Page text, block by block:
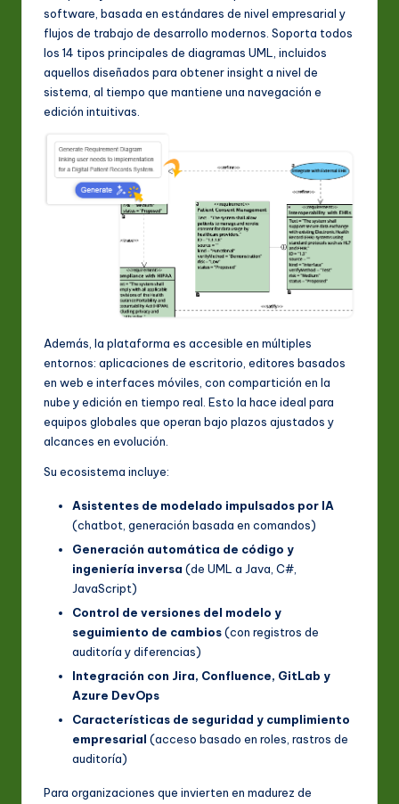
software, basada en estándares de nivel empresarial y
flujos de trabajo de desarrollo modernos. Soporta todos
los 14 tipos principales de diagramas UML, incluidos
aquellos diseñados para obtener insight a nivel de
sistema, al tiempo que mantiene una navegación e
edición intuitivas.
Además, la plataforma es accesible en múltiples
entornos: aplicaciones de escritorio, editores basados
en web e interfaces móviles, con compartición en la
nube y edición en tiempo real. Esto la hace ideal para
equipos globales que operan bajo plazos ajustados y
alcances en evolución.
Su ecosistema incluye:
Asistentes de modelado impulsados por IA
(chatbot, generación basada en comandos)
Generación automática de código y
ingeniería inversa (de UML a Java, C#,
JavaScript)
Control de versiones del modelo y
seguimiento de cambios(con registros de
auditoría y diferencias)
Integración con Jira, Confluence, GitLab y
Azure DevOps
Características de seguridad y cumplimiento
empresarial (acceso basado en roles, rastros de
auditoría)
Para organizaciones que invierten en madurez de